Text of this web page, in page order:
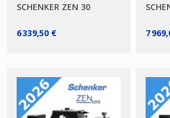
SCHENKER ZEN 30
6 339,50 € 7